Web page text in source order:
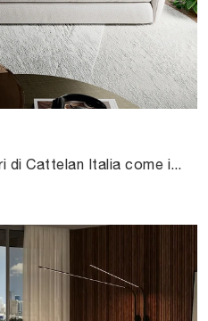
Con salotti e divani lineari di Cattelan Italia come il modello Michael in tessuto, potrai ultimare il tuo progetto d'arredo.